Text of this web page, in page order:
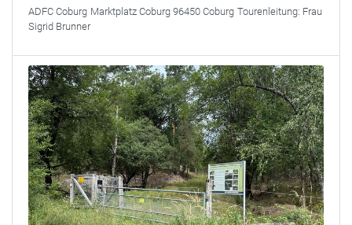
ADFC Coburg Marktplatz Coburg 96450 Coburg Tourenleitung: Frau
Sigrid Brunner